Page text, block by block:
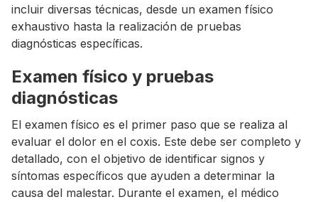
incluir diversas técnicas, desde un examen físico
exhaustivo hasta la realización de pruebas
diagnósticas específicas.
Examen físico y pruebas
diagnósticas
El examen físico es el primer paso que se realiza al
evaluar el dolor en el coxis. Este debe ser completo y
detallado, con el objetivo de identificar signos y
síntomas específicos que ayuden a determinar la
causa del malestar. Durante el examen, el médico